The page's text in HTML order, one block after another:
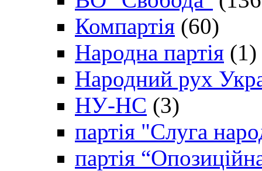
Компартія (60)
Народна партія (1)
Народний рух
НУ-НС (3)
партія "Слуга
партія